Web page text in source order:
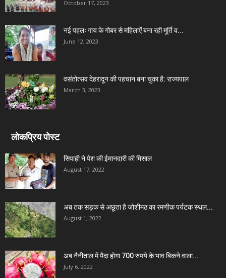
October 17, 2023
नई पहलः गाय के गोबर से महिलाऐं बना रही मूर्ति व...
June 12, 2023
वसंतोत्सव देहरादून की पहचान बना चुका है: राज्यपाल
March 3, 2023
लोकप्रिय पोस्ट
सिपाही ने पेश की ईमानदारी की मिसाल
August 17, 2022
अब तक सड़क से अछूता है जोशीमठ का रमणीक पर्यटक स्थल...
August 1, 2022
अब नैनीताल में पैदा होगा 700 रुपये के भाव बिकने वाला...
July 6, 2022